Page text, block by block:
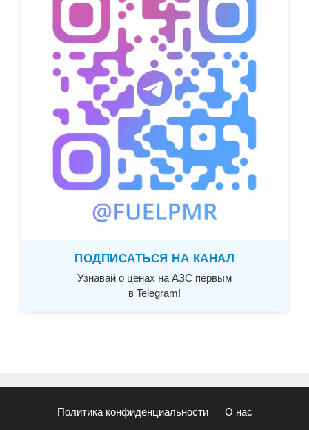
ПОДПИСАТЬСЯ НА КАНАЛ
Узнавай о ценах на АЗС первым
в Telegram!
Политика конфиденциальности О нас